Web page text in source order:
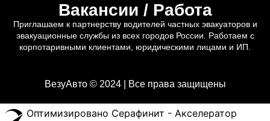
Вакансии / Работа
Приглашаем к партнерству водителей частных эвакуаторов и
эвакуационные службы из всех городов России. Работаем с
корпотаривными клиентами, юридическими лицами и ИП.
ВезуАвто © 2024 | Все права защищены
Оптимизировано Серафинит - Акселератор